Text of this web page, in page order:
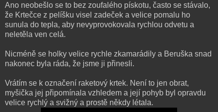
Ano neobešlo se to bez zoufalého pískotu, často se stávalo,
že Krtečce z pelíšku visel zadeček a velice pomalu ho
sunula do tepla, aby nevyprovokovala rychlou odvetu a
neletěla ven celá.
Nicméně se holky velice rychle zkamarádily a Beruška snad
nakonec byla ráda, že jsme ji přinesli.
Vrátím se k označení raketový krtek. Není to jen obrat,
myšička jej připomínala vzhledem a její pohyb byl opravdu
velice rychlý a svižný a prostě někdy létala.